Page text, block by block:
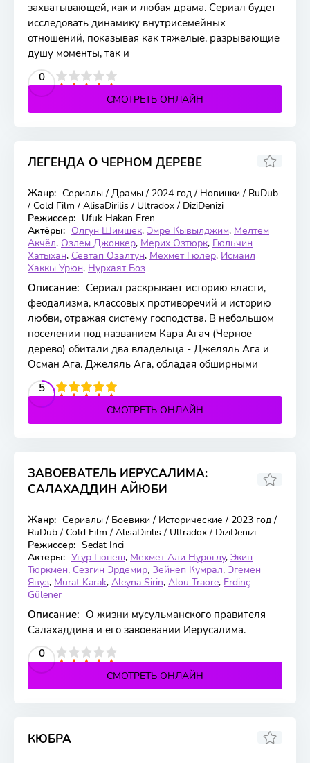
захватывающей, как и любая драма. Сериал будет
исследовать динамику внутрисемейных
отношений, показывая как тяжелые, разрывающие
душу моменты, так и
0
4 5
СМОТРЕТЬ ОНЛАЙН
ЛЕГЕНДА О ЧЕРНОМ ДЕРЕВЕ
30 серия
8.1
Жанр: Сериалы / Драмы / 2024 год / Новинки / RuDub
/ Cold Film / AlisaDirilis / Ultradox / DiziDenizi
Режиссер: Ufuk Hakan Eren
Актёры: Олгун Шимшек, Эмре Кывылджим, Мелтем
Акчёл, Озлем Джонкер, Мерих Озтюрк, Гюльчин
Хатыхан, Севтап Озалтун, Мехмет Гюлер, Исмаил
Хаккы Урюн, Нурхаят Боз
Описание: Сериал раскрывает историю власти,
феодализма, классовых противоречий и историю
любви, отражая систему господства. В небольшом
поселении под названием Кара Агач (Черное
дерево) обитали два владельца - Джеляль Ага и
Осман Ага. Джеляль Ага, обладая обширными
5
4 5
СМОТРЕТЬ ОНЛАЙН
ЗАВОЕВАТЕЛЬ ИЕРУСАЛИМА:
САЛАХАДДИН АЙЮБИ
58 серия
6
Жанр: Сериалы / Боевики / Исторические / 2023 год /
RuDub / Cold Film / AlisaDirilis / Ultradox / DiziDenizi
Режиссер: Sedat Inci
Актёры: Угур Гюнеш, Мехмет Али Нуроглу, Экин
Тюркмен, Сезгин Эрдемир, Зейнеп Кумрал, Эгемен
Явуз, Murat Karak, Aleyna Sirin, Alou Traore, Erdinç
Gülener
Описание: О жизни мусульманского правителя
Салахаддина и его завоевании Иерусалима.
0
4 5
СМОТРЕТЬ ОНЛАЙН
КЮБРА